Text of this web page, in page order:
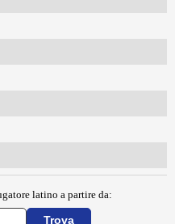
latino a partire da: